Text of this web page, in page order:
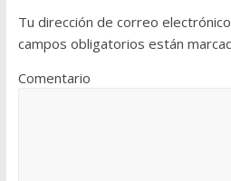
Tu dirección de correo
campos obligatorios están
Comentario